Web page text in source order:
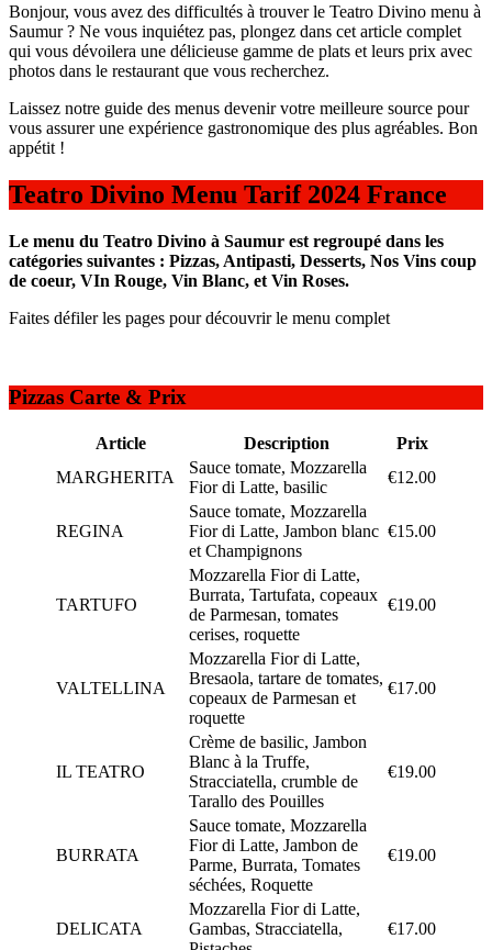
Bonjour, vous avez des difficultés à trouver le Teatro Divino menu à
Saumur ? Ne vous inquiétez pas, plongez dans cet article complet
qui vous dévoilera une délicieuse gamme de plats et leurs prix avec
photos dans le restaurant que vous recherchez.
Laissez notre guide des menus devenir votre meilleure source pour
vous assurer une expérience gastronomique des plus agréables. Bon
appétit !
Teatro Divino Menu Tarif 2024 France
Le menu du Teatro Divino à Saumur est regroupé dans les
catégories suivantes : Pizzas, Antipasti, Desserts, Nos Vins coup
de coeur, VIn Rouge, Vin Blanc, et Vin Roses.
Faites défiler les pages pour découvrir le menu complet
Pizzas Carte & Prix
Article Description
Prix
MARGHERITA
Sauce tomate, Mozzarella
Fior di Latte, basilic
€12.00
REGINA
Sauce tomate, Mozzarella
Fior di Latte, Jambon blanc
et Champignons
€15.00
TARTUFO
Mozzarella Fior di Latte,
Burrata, Tartufata, copeaux
de Parmesan, tomates
cerises, roquette
€19.00
VALTELLINA
Mozzarella Fior di Latte,
Bresaola, tartare de tomates,
copeaux de Parmesan et
roquette
€17.00
IL TEATRO
Crème de basilic, Jambon
Blanc à la Truffe,
Stracciatella, crumble de
Tarallo des Pouilles
€19.00
BURRATA
Sauce tomate, Mozzarella
Fior di Latte, Jambon de
Parme, Burrata, Tomates
séchées, Roquette
€19.00
DELICATA
Mozzarella Fior di Latte,
Gambas, Stracciatella,
€17.00